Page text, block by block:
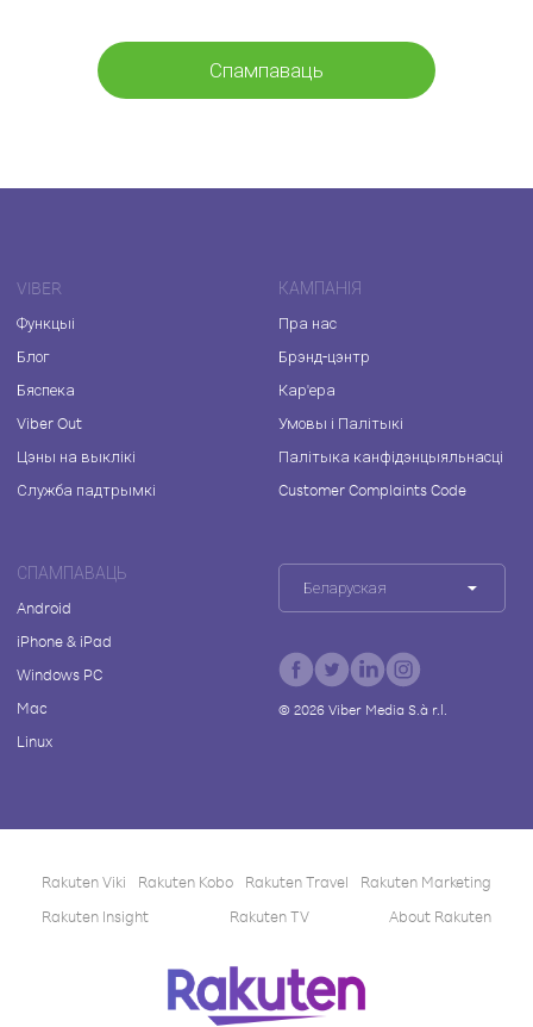
Спампаваць
VIBER
Функцыі
Блог
Бяспека
Viber Out
Цэны на выклікі
Служба падтрымкі
КАМПАНІЯ
Пра нас
Брэнд-цэнтр
Кар'ера
Умовы і Палітыкі
Палітыка канфідэнцыяльнасці
Customer Complaints Code
СПАМПАВАЦЬ
Android
iPhone & iPad
Windows PC
Mac
Linux
Беларуская
© 2026Viber Media S.à r.l.
Rakuten Viki Rakuten Kobo Rakuten Travel
Rakuten Marketing
Rakuten Insight
Rakuten TV About Rakuten